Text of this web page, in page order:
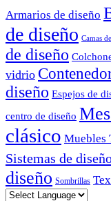
Armarios de diseño
de diseño Camas
de diseño
vidrio
diseño Espejos de
centro de diseño
clásico Muebles
Sistemas de
diseño Sombrillas